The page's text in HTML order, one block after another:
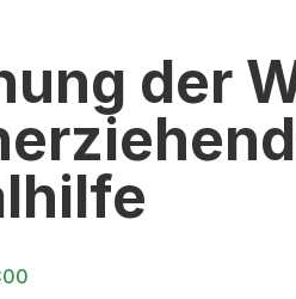
der